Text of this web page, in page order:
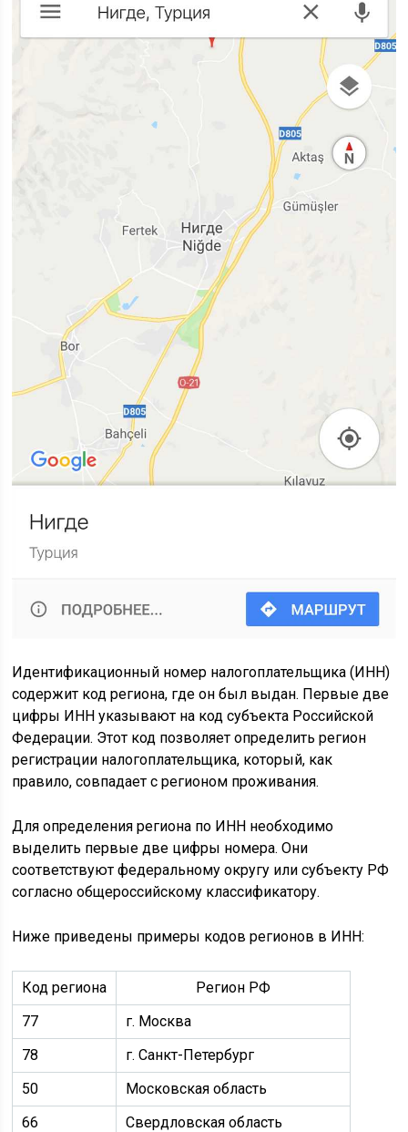
Идентификационный номер налогоплательщика (ИНН)
содержит код региона, где он был выдан. Первые две
цифры ИНН указывают на код субъекта Российской
Федерации. Этот код позволяет определить регион
регистрации налогоплательщика, который, как
правило, совпадает с регионом проживания.
Для определения региона по ИНН необходимо
выделить первые две цифры номера. Они
соответствуют федеральному округу или субъекту РФ
согласно общероссийскому классификатору.
Ниже приведены примеры кодов регионов в ИНН:
Код региона
Регион РФ
77
г. Москва
78
г. Санкт-Петербург
50
Московская область
66
Свердловская область